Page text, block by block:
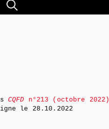
CQFD n°213 (octobre 2022)
le 28.10.2022